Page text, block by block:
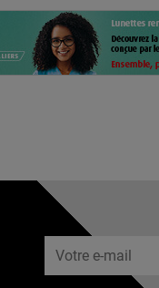
Adresse e-mail